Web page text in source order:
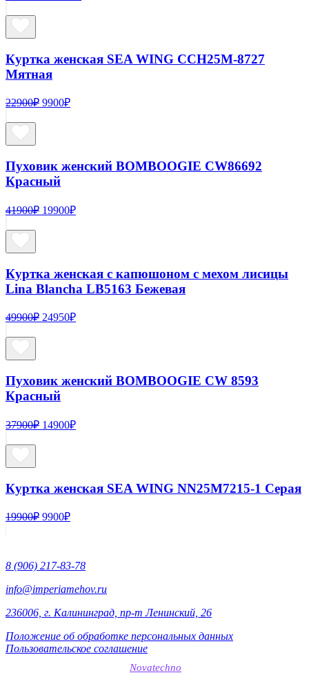
Куртка женская SEA WING ССH25M-8727
Мятная
22900₽ Первоначальная
9900₽Текущая
Пуховик женский BOMBOOGIE CW86692
Красный
41900₽ Первоначальная
19900₽Текущая
Куртка женская с капюшоном с мехом лисицы
Lina Blancha LB5163 Бежевая
49900₽ Первоначальная
24950₽Текущая
Пуховик женский BOMBOOGIE CW 8593
Красный
37900₽ Первоначальная
14900₽Текущая
Куртка женская SEA WING NN25M7215-1 Серая
19900₽ Первоначальная
9900₽Текущая
8 (906) 217-83-78
info@imperiamehov.ru
236006, г. Калининград, пр-т Ленинский, 26
Положение об обработке персональных данных
Пользовательское соглашение
Novatechno